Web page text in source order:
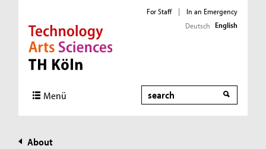
Direkt zur Hauptnavigation
Direkt zur Subnavigation
Direkt zum Inhalt
Direkt zum Fußbereich
For Staff |
In an Emergency
Deutsch English
Menü Search
About